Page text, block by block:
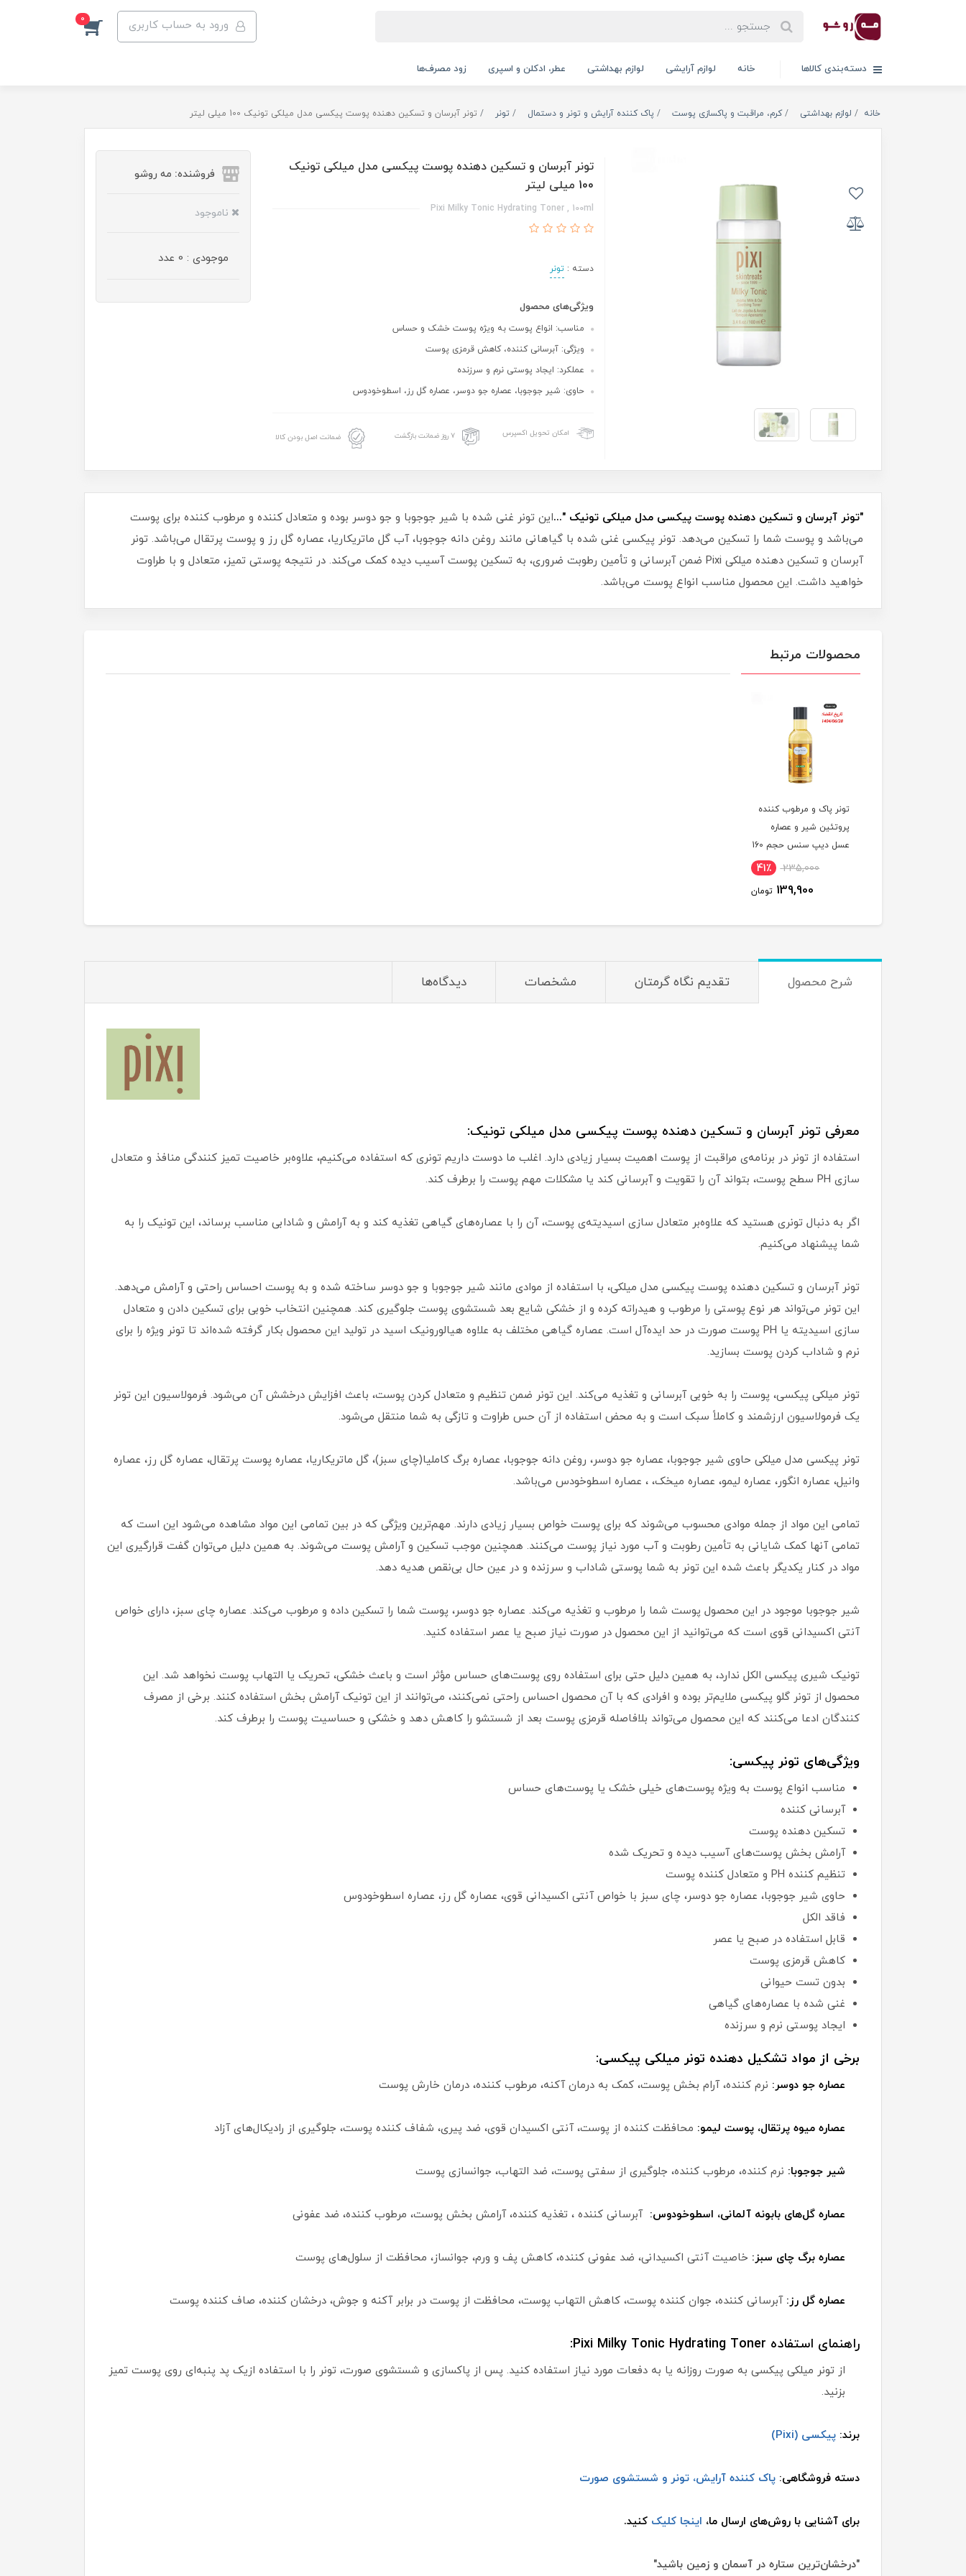
ورود به حساب کاربری 0
دسته‌بندی کالاها خانه لوازم آرایشی لوازم بهداشتی عطر، ادکلن و اسپری زود مصرف‌ها
خانه لوازم بهداشتی کرم، مراقبت و پاکسازی پوست پاک کننده آرایش و تونر و دستمال تونر تونر آبرسان و تسکین دهنده پوست پیکسی مدل میلکی تونیک 100 میلی لیتر
تونر آبرسان و تسکین دهنده پوست پیکسی مدل میلکی تونیک
100 میلی لیتر
Pixi Milky Tonic Hydrating Toner , 100ml
دسته :تونر
ویژگی‌های محصول
مناسب: انواع پوست به ویژه پوست خشک و حساس
ویژگی: آبرسانی کننده، کاهش قرمزی پوست
عملکرد: ایجاد پوستی نرم و سرزنده
حاوی: شیر جوجوبا، عصاره جو دوسر، عصاره گل رز، اسطوخودوس
امکان تحویل اکسپرس ۷ روز ضمانت بازگشت ضمانت اصل بودن کالا
فروشنده: مه رو‌شو
ناموجود
موجودی : 0 عدد
"تونر آبرسان و تسکین دهنده پوست پیکسی مدل میلکی تونیک "...این تونر غنی شده با شیر جوجوبا و جو دوسر بوده و متعادل کننده و مرطوب کننده برای پوست
می‌باشد و پوست شما را تسکین می‌دهد. تونر پیکسی غنی شده با گیاهانی مانند روغن دانه جوجوبا، آب گل ماتریکاریا، عصاره گل رز و پوست پرتقال می‌باشد. تونر
آبرسان و تسکین دهنده میلکی Pixi ضمن آبرسانی و تأمین رطوبت ضروری، به تسکین پوست آسیب دیده کمک می‌کند. در نتیجه پوستی تمیز، متعادل و با طراوت
خواهید داشت. این محصول مناسب انواع پوست می‌باشد.
محصولات مرتبط
تونر پاک و مرطوب کننده
پروتئین شیر و عصاره
عسل دیپ سنس حجم 160
235,000 41٪
139,900 تومان
شرح محصول تقدیم نگاه گرمتان مشخصات دیدگاه‌ها
معرفی تونر آبرسان و تسکین دهنده پوست پیکسی مدل میلکی تونیک:
استفاده از تونر در برنامه‌ی مراقبت از پوست اهمیت بسیار زیادی دارد. اغلب ما دوست داریم تونری که استفاده می‌کنیم، علاوه‌بر خاصیت تمیز کنندگی منافذ و متعادل
سازی PH سطح پوست، بتواند آن را تقویت و آبرسانی کند یا مشکلات مهم پوست را برطرف کند.
اگر به دنبال تونری هستید که علاوه‌بر متعادل سازی اسیدیته‌ی پوست، آن را با عصاره‌های گیاهی تغذیه کند و به آرامش و شادابی مناسب برساند، این تونیک را به
شما پیشنهاد می‌کنیم.
تونر آبرسان و تسکین دهنده پوست پیکسی مدل میلکی، با استفاده از موادی مانند شیر جوجوبا و جو دوسر ساخته شده و به پوست احساس راحتی و آرامش می‌دهد.
این تونر می‌تواند هر نوع پوستی را مرطوب و هیدراته کرده و از خشکی شایع بعد شستشوی پوست جلوگیری کند. همچنین انتخاب خوبی برای تسکین دادن و متعادل
سازی اسیدیته یا PH پوست صورت در حد ایده‌آل است. عصاره گیاهی مختلف به علاوه هیالورونیک اسید در تولید این محصول بکار گرفته شده‌اند تا تونر ویژه را برای
نرم و شاداب کردن پوست بسازید.
تونر میلکی پیکسی، پوست را به خوبی آبرسانی و تغذیه می‌کند. این تونر ضمن تنظیم و متعادل کردن پوست، باعث افزایش درخشش آن می‌شود. فرمولاسیون این تونر
یک فرمولاسیون ارزشمند و کاملاً سبک است و به محض استفاده از آن حس طراوت و تازگی به شما منتقل می‌شود.
تونر پیکسی مدل میلکی حاوی شیر جوجوبا، عصاره جو دوسر، روغن دانه جوجوبا، عصاره برگ کاملیا(چای سبز)، گل ماتریکاریا، عصاره پوست پرتقال، عصاره گل رز، عصاره
وانیل، عصاره انگور، عصاره لیمو، عصاره میخک، ، عصاره اسطوخودس می‌باشد.
تمامی این مواد از جمله موادی محسوب می‌شوند که برای پوست خواص بسیار زیادی دارند. مهم‌ترین ویژگی که در بین تمامی این مواد مشاهده می‌شود این است که
تمامی آنها کمک شایانی به تأمین رطوبت و آب مورد نیاز پوست می‌کنند. همچنین موجب تسکین و آرامش پوست می‌شوند. به همین دلیل می‌توان گفت قرارگیری این
مواد در کنار یکدیگر باعث شده این تونر به شما پوستی شاداب و سرزنده و در عین حال بی‌نقص هدیه دهد.
شیر جوجوبا موجود در این محصول پوست شما را مرطوب و تغذیه می‌کند. عصاره جو دوسر، پوست شما را تسکین داده و مرطوب می‌کند. عصاره چای سبز، دارای خواص
آنتی اکسیدانی قوی است که می‌توانید از این محصول در صورت نیاز صبح یا عصر استفاده کنید.
تونیک شیری پیکسی الکل ندارد، به همین دلیل حتی برای استفاده روی پوست‌های حساس مؤثر است و باعث خشکی، تحریک یا التهاب پوست نخواهد شد. این
محصول از تونر گلو پیکسی ملایم‌تر بوده و افرادی که با آن محصول احساس راحتی نمی‌کنند، می‌توانند از این تونیک آرامش بخش استفاده کنند. برخی از مصرف
کنندگان ادعا می‌کنند که این محصول می‌تواند بلافاصله قرمزی پوست بعد از شستشو را کاهش دهد و خشکی و حساسیت پوست را برطرف کند.
ویژگی‌های تونر پیکسی:
مناسب انواع پوست به ویژه پوست‌های خیلی خشک یا پوست‌های حساس
آبرسانی کننده
تسکین دهنده پوست
آرامش بخش پوست‌های آسیب دیده و تحریک شده
تنظیم کننده PH و متعادل کننده پوست
حاوی شیر جوجوبا، عصاره جو دوسر، چای سبز با خواص آنتی اکسیدانی قوی، عصاره گل رز، عصاره اسطوخودوس
فاقد الکل
قابل استفاده در صبح یا عصر
کاهش قرمزی پوست
بدون تست حیوانی
غنی شده با عصاره‌های گیاهی
ایجاد پوستی نرم و سرزنده
برخی از مواد تشکیل دهنده تونر میلکی پیکسی:
عصاره جو دوسر: نرم کننده، آرام بخش پوست، کمک به درمان آکنه، مرطوب کننده، درمان خارش پوست
عصاره میوه پرتقال، پوست لیمو: محافظت کننده از پوست، آنتی اکسیدان قوی، ضد پیری، شفاف کننده پوست، جلوگیری از رادیکال‌های آزاد
شیر جوجوبا: نرم کننده، مرطوب کننده، جلوگیری از سفتی پوست، ضد التهاب، جوانسازی پوست
عصاره گل‌های بابونه آلمانی، اسطوخودوس: آبرسانی کننده ، تغذیه کننده، آرامش بخش پوست، مرطوب کننده، ضد عفونی
عصاره برگ چای سبز: خاصیت آنتی اکسیدانی، ضد عفونی کننده، کاهش پف و ورم، جوانساز، محافظت از سلول‌های پوست
عصاره گل رز: آبرسانی کننده، جوان کننده پوست، کاهش التهاب پوست، محافظت از پوست در برابر آکنه و جوش، درخشان کننده، صاف کننده پوست
راهنمای استفاده Pixi Milky Tonic Hydrating Toner:
از تونر میلکی پیکسی به صورت روزانه یا به دفعات مورد نیاز استفاده کنید. پس از پاکسازی و شستشوی صورت، تونر را با استفاده ازیک پد پنبه‌ای روی پوست تمیز
بزنید.
برند: پیکسی (Pixi)
دسته فروشگاهی: پاک کننده آرایش، تونر و شستشوی صورت
برای آشنایی با روش‌های ارسال ما، اینجا کلیک کنید.
"درخشان‌ترین ستاره در آسمان و زمین باشید"